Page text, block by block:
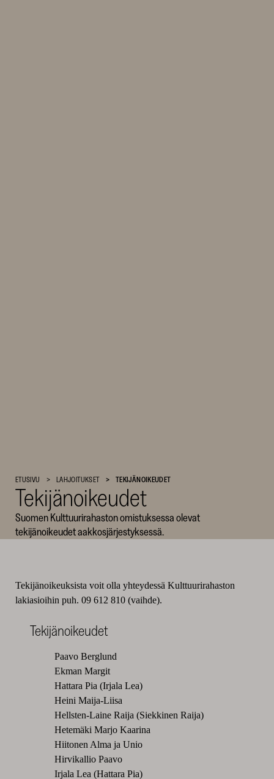
Kulttuurirahasto
SKR
ETUSIVU LAHJOITUKSET TEKIJÄNOIKEUDET
Tekijänoikeudet
Suomen Kulttuurirahaston omistuksessa olevat
tekijänoikeudet aakkosjärjestyksessä.
Tekijänoikeuksista voit olla yhteydessä Kulttuurirahaston
lakiasioihin puh. 09 612 810 (vaihde).
Tekijänoikeudet
Paavo Berglund
Ekman Margit
Hattara Pia (Irjala Lea)
Heini Maija-Liisa
Hellsten-Laine Raija (Siekkinen Raija)
Hetemäki Marjo Kaarina
Hiitonen Alma ja Unio
Hirvikallio Paavo
Irjala Lea (Hattara Pia)